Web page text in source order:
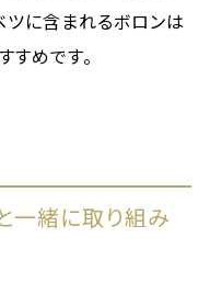
ツに含まれるボロンは
めです。
一緒に取り組み